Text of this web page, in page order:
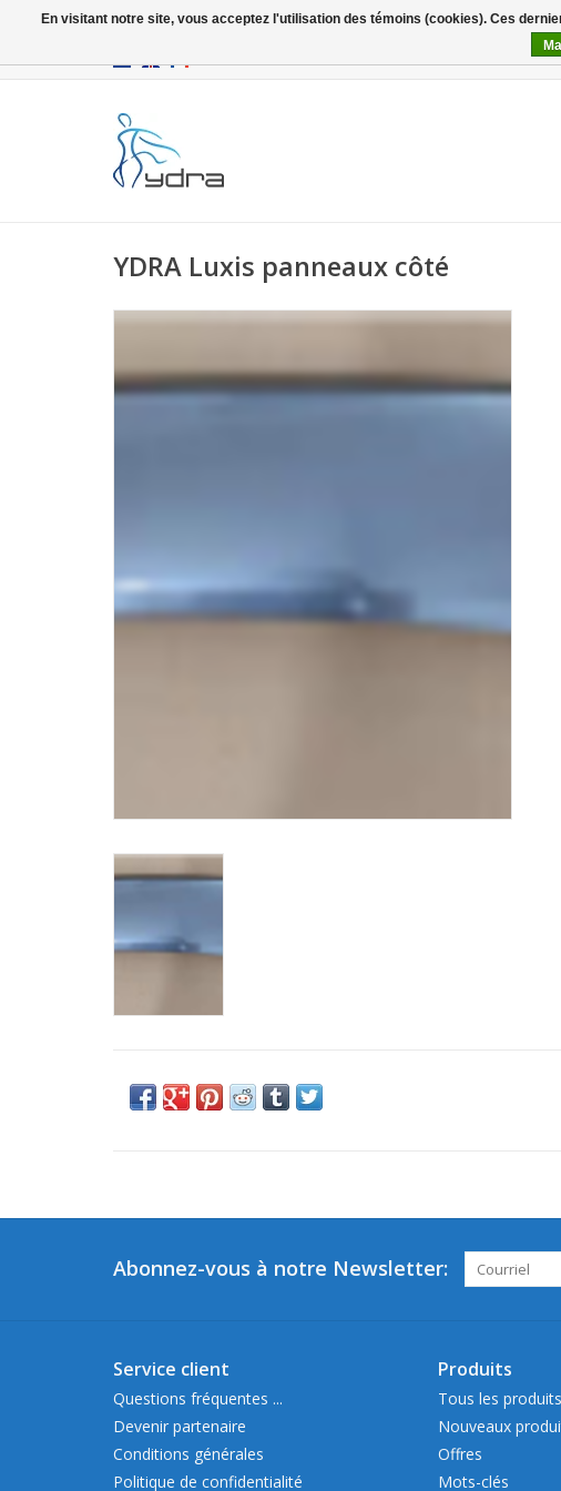
YDRA Luxis panneaux côté
Abonnez-vous à notre Newsletter:
Service client
Questions fréquentes ...
Devenir partenaire
Conditions générales
Politique de confidentialité
Produits
Tous les produits
Nouveaux
Offres
Mots-clés
En visitant notre site, vous acceptez l'utilisation des témoins (cookies). Ces